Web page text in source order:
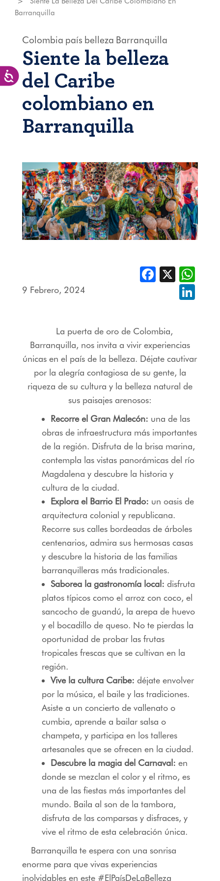
Accesibilidad
Barranquilla
Colombia país belleza Barranquilla
Siente la belleza
del Caribe
colombiano en
Barranquilla
9 Febrero, 2024
Facebook
X
La puerta de oro de Colombia,
Barranquilla, nos invita a vivir experiencias
únicas en el país de la belleza. Déjate cautivar
por la alegría contagiosa de su gente, la
riqueza de su cultura y la belleza natural de
sus paisajes arenosos:
Recorre el Gran Malecón: una de las
obras de infraestructura más importantes
de la región. Disfruta de la brisa marina,
contempla las vistas panorámicas del río
Magdalena y descubre la historia y
cultura de la ciudad.
Explora el Barrio El Prado: un oasis de
arquitectura colonial y republicana.
Recorre sus calles bordeadas de árboles
centenarios, admira sus hermosas casas
y descubre la historia de las familias
barranquilleras más tradicionales.
Saborea la gastronomía local: disfruta
platos típicos como el arroz con coco, el
sancocho de guandú, la arepa de huevo
y el bocadillo de queso. No te pierdas la
oportunidad de probar las frutas
tropicales frescas que se cultivan en la
región.
Vive la cultura Caribe: déjate envolver
por la música, el baile y las tradiciones.
Asiste a un concierto de vallenato o
cumbia, aprende a bailar salsa o
champeta, y participa en los talleres
artesanales que se ofrecen en la ciudad.
Descubre la magia del Carnaval: en
donde se mezclan el color y el ritmo, es
una de las fiestas más importantes del
mundo. Baila al son de la tambora,
disfruta de las comparsas y disfraces, y
vive el ritmo de esta celebración única.
Barranquilla te espera con una sonrisa
enorme para que vivas experiencias
inolvidables en este #ElPaísDeLaBelleza